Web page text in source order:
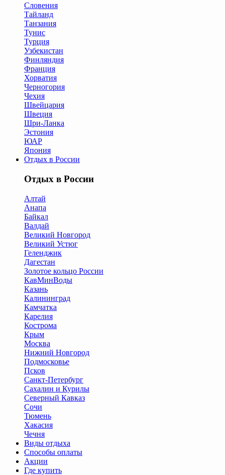
Словения
Тайланд
Танзания
Тунис
Турция
Узбекистан
Финляндия
Франция
Хорватия
Черногория
Чехия
Швейцария
Швеция
Шри-Ланка
Эстония
ЮАР
Япония
Отдых в России
Отдых в России
Алтай
Анапа
Байкал
Валдай
Великий Новгород
Великий Устюг
Геленджик
Дагестан
Золотое кольцо России
КавМинВоды
Казань
Калининград
Камчатка
Карелия
Кострома
Крым
Москва
Нижний Новгород
Подмосковье
Псков
Санкт-Петербург
Сахалин и Курилы
Северный Кавказ
Сочи
Тюмень
Хакасия
Чечня
Виды отдыха
Способы оплаты
Акции
Где купить